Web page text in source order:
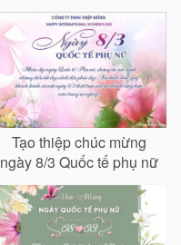
Tạo thiệp chúc mừng
ngày 8/3 Quốc tế phụ nữ
cho khách hàng